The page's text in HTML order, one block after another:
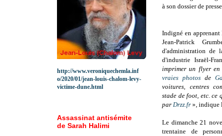
à son dossier de
Indigné en
Jean-Patrick
d'administration de
d'industrie Israël-
imprimer un flyer
vraies photosde
voitures, centres
stade de foot, etc.
par Drzz.fr », indique
Le dimanche 21
trentaine de
http://www.veroniquechemla.inf
o/2020/01/jean-louis-chalom-levy-
victime-dune.html
Assassinat antisémite
de Sarah Halimi